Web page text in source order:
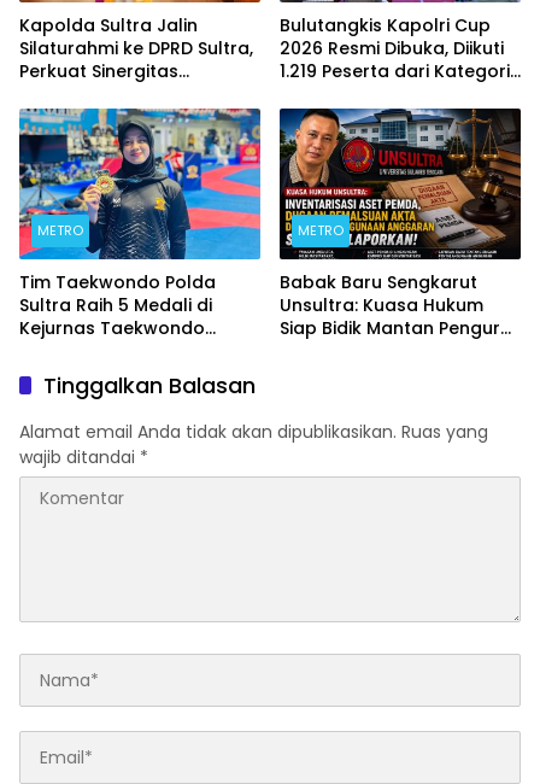
Kapolda Sultra Jalin
Silaturahmi ke DPRD Sultra,
Perkuat Sinergitas
Kemajuan Daerah
Bulutangkis Kapolri Cup
2026 Resmi Dibuka, Diikuti
1.219 Peserta dari Kategori
METRO
Tim Taekwondo Polda
Sultra Raih 5 Medali di
Kejurnas Taekwondo
METRO
Babak Baru Sengkarut
Unsultra: Kuasa Hukum
Siap Bidik Mantan Pengurus
Tinggalkan Balasan
Alamat email Anda tidak akan dipublikasikan. Ruas yang
wajib ditandai *